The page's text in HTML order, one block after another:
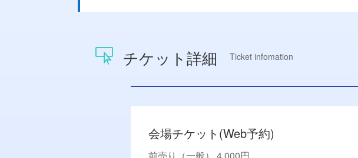
 チケット詳細 Ticket infomation
会場チケット(Web予約)
前売り（一般） 4,000円